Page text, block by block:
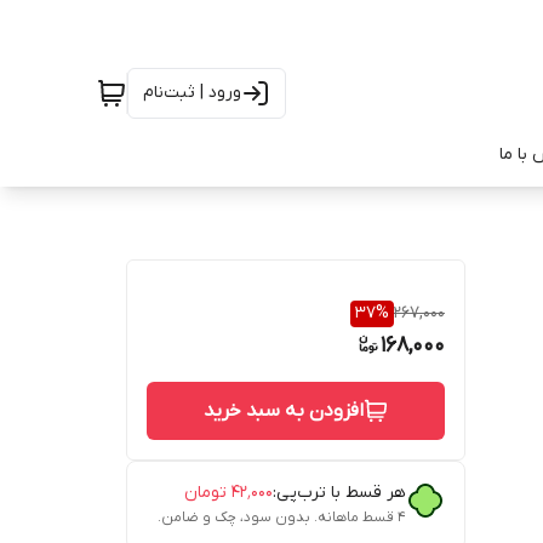
ورود | ثبت‌نام
با ما
267,000
37%
168,000
افزودن به سبد خرید
هر قسط با ترب‌پی:۴۲٬۰۰۰ تومان
۴ قسط ماهانه. بدون سود، چک و ضامن.